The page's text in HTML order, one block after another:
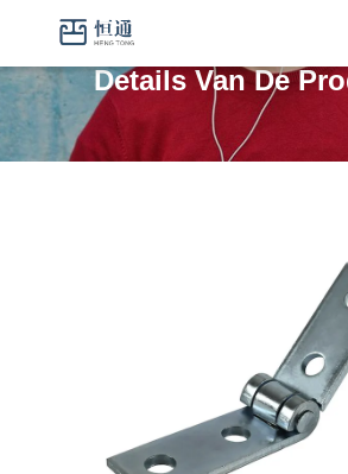
Details Van De